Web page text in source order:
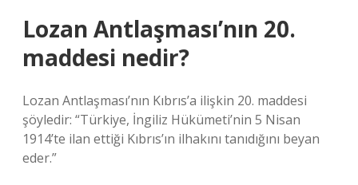
Lozan Antlaşması’nın 20.
maddesi nedir?
Lozan Antlaşması’nın Kıbrıs’a ilişkin 20. maddesi
şöyledir: “Türkiye, İngiliz Hükümeti’nin 5 Nisan
1914’te ilan ettiği Kıbrıs’ın ilhakını tanıdığını beyan
eder.”